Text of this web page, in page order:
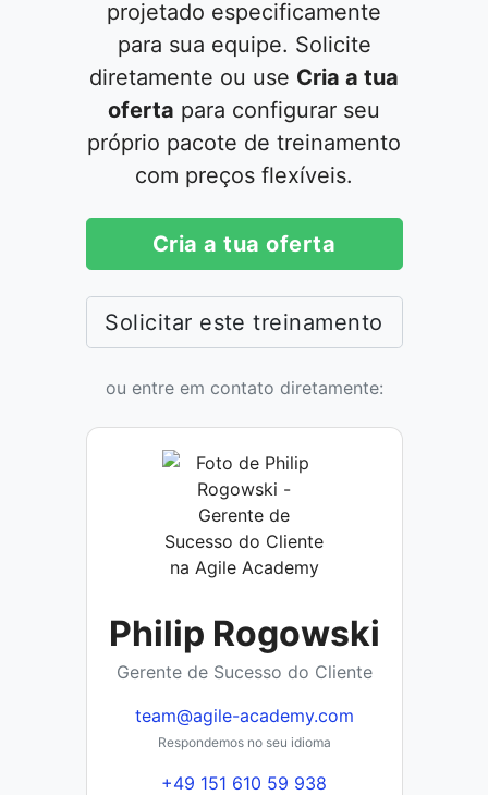
projetado especificamente
para sua equipe. Solicite
diretamente ou use Cria a tua
oferta para configurar seu
próprio pacote de treinamento
com preços flexíveis.
Cria a tua oferta
Solicitar este treinamento
ou entre em contato diretamente:
Philip Rogowski
Gerente de Sucesso do Cliente
team@agile-academy.com
Respondemos no seu idioma
+49 151 610 59 938